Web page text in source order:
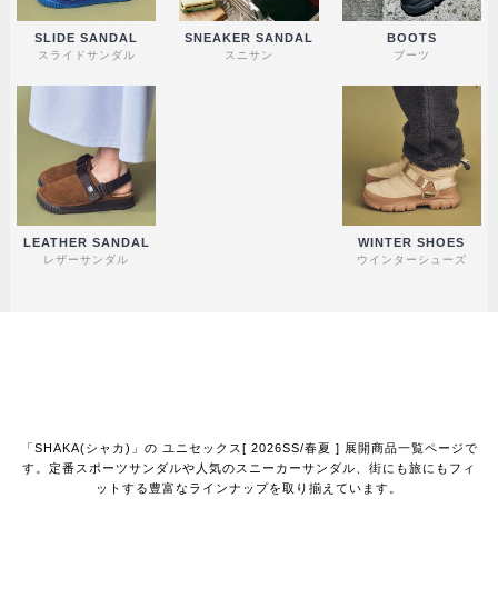
SLIDE SANDAL
スライドサンダル
SNEAKER SANDAL
スニサン
BOOTS
ブーツ
LEATHER SANDAL
レザーサンダル
WINTER SHOES
ウインターシューズ
「SHAKA(シャカ)」の ユニセックス[ 2026SS/春夏 ] 展開商品一覧ページで
す。定番スポーツサンダルや人気のスニーカーサンダル、街にも旅にもフィ
ットする豊富なラインナップを取り揃えています。